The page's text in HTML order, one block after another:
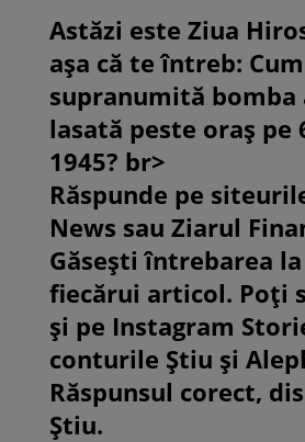
Astăzi este Ziua
așa că te întreb:
supranumită bomba
lasată peste oraș pe
1945? br>
Răspunde pe
News sau Ziarul
Găsești întrebarea
fiecărui articol. Poți
și pe Instagram
conturile Știu și
Răspunsul corect,
Știu.